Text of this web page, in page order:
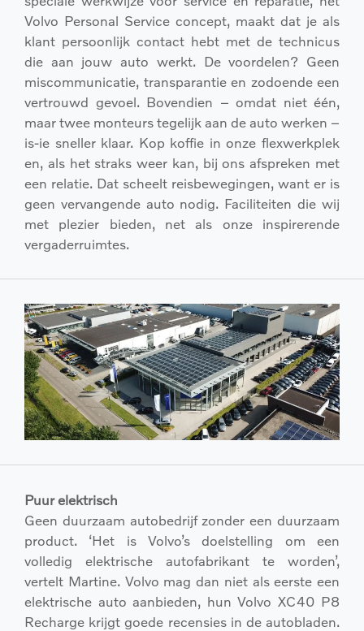
Volvo Personal Service concept, maakt dat je als
klant persoonlijk contact hebt met de technicus
die aan jouw auto werkt. De voordelen? Geen
miscommunicatie, transparantie en zodoende een
vertrouwd gevoel. Bovendien – omdat niet één,
maar twee monteurs tegelijk aan de auto werken –
is-ie sneller klaar. Kop koffie in onze flexwerkplek
en, als het straks weer kan, bij ons afspreken met
een relatie. Dat scheelt reisbewegingen, want er is
geen vervangende auto nodig. Faciliteiten die wij
met plezier bieden, net als onze inspirerende
vergaderruimtes.
Puur elektrisch
Geen duurzaam autobedrijf zonder een duurzaam
product. ‘Het is Volvo’s doelstelling om een
volledig elektrische autofabrikant te worden’,
vertelt Martine. Volvo mag dan niet als eerste een
elektrische auto aanbieden, hun Volvo XC40 P8
Recharge krijgt goede recensies in de autobladen.